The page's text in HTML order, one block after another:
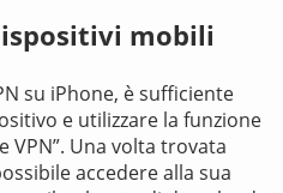
mobili
su iPhone, è sufficiente
e utilizzare la funzione
VPN”. Una volta trovata
accedere alla sua